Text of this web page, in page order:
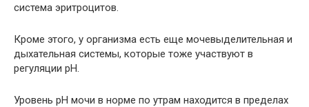
система эритроцитов.
Кроме этого, у организма есть еще мочевыделительная и
дыхательная системы, которые тоже участвуют в
регуляции рН.
Уровень рН мочи в норме по утрам находится в пределах